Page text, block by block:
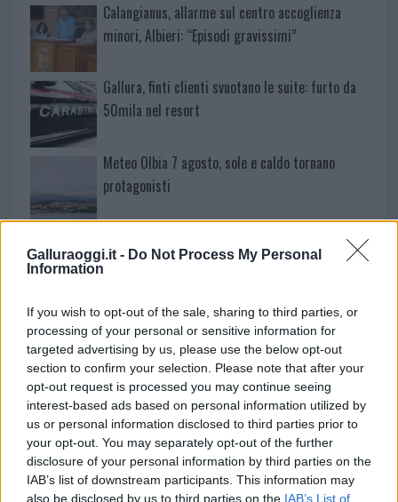
Galluraoggi.it - Do Not Process My Personal
Information
If you wish to opt-out of the sale, sharing to third parties, or
processing of your personal or sensitive information for
targeted advertising by us, please use the below opt-out
section to confirm your selection. Please note that after your
opt-out request is processed you may continue seeing
interest-based ads based on personal information utilized by
us or personal information disclosed to third parties prior to
your opt-out. You may separately opt-out of the further
disclosure of your personal information by third parties on the
IAB’s list of downstream participants. This information may
also be disclosed by us to third parties on the IAB’s List of
Calangianus, allarme sul centro accoglienza
minori, Albieri: “Episodi gravissimi”
Gallura, finti clienti svuotano le suite: furto da
50mila nel resort
Meteo Olbia 7 agosto, sole e caldo tornano
protagonisti
Test tunnel Olbia: rampe chiuse ancora fino a
fine agosto
Aggius conquista la classifica delle mete più
amate dell’estate 2026